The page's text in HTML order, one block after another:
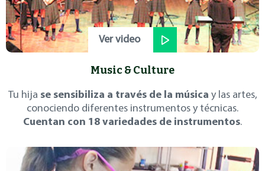
Ver video
Music & Culture
Tu hija se sensibiliza a través de la música y las artes,
conociendo diferentes instrumentos y técnicas.
Cuentan con 18 variedades de instrumentos.